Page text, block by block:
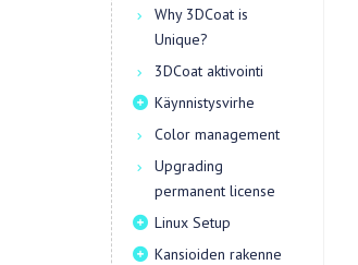
Why 3DCoat is
Unique?
3DCoat aktivointi
Käynnistysvirhe
Color management
Upgrading
permanent license
Linux Setup
Kansioiden rakenne